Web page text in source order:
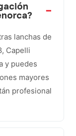
lanchas de
Capelli
y puedes
mayores
profesional